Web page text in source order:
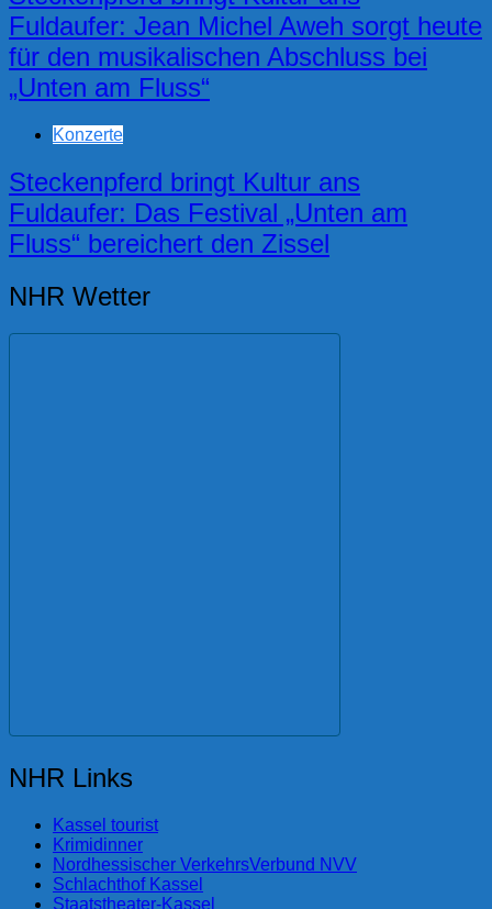
Fuldaufer: Jean Michel Aweh sorgt heute
für den musikalischen Abschluss bei
„Unten am Fluss“
Konzerte
Steckenpferd bringt Kultur ans
Fuldaufer: Das Festival „Unten am
Fluss“ bereichert den Zissel
NHR Wetter
NHR Links
Kassel tourist
Krimidinner
Nordhessischer VerkehrsVerbund NVV
Schlachthof Kassel
Staatstheater-Kassel